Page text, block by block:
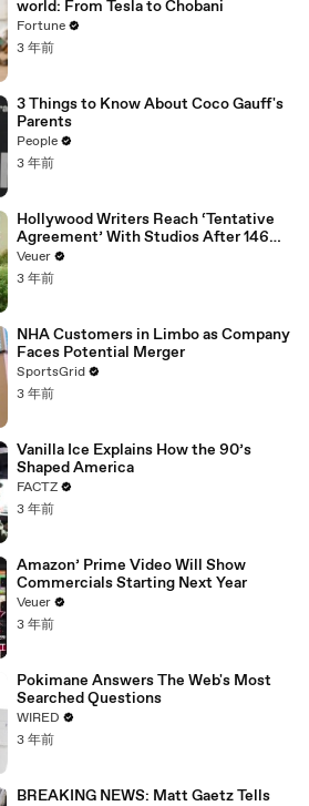
world: From Tesla to Chobani
Fortune
3 年前
3 Things to Know About Coco Gauff's
Parents
People
3 年前
Hollywood Writers Reach ‘Tentative
Agreement’ With Studios After 146
Day Strike
Veuer
3 年前
NHA Customers in Limbo as Company
Faces Potential Merger
SportsGrid
3 年前
Vanilla Ice Explains How the 90’s
Shaped America
FACTZ
3 年前
Amazon’ Prime Video Will Show
Commercials Starting Next Year
Veuer
3 年前
Pokimane Answers The Web's Most
Searched Questions
WIRED
3 年前
BREAKING NEWS: Matt Gaetz Tells